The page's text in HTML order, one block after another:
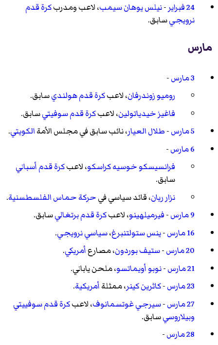
24 فبراير
-نيلس يوهان سيمب، لاعب ومدربكرة قدم
نرويجيسابق.
مارس
3 مارس
-
روميو زوندرفان، لاعبكرة قدمهولنديسابق.
فاغيز خيدياتولين، لاعبكرة قدمسوفيتيسابق.
5 مارس
-طلال العيار، نائب سابق فيمجلس الأمةالكويتي.
6 مارس
-
فرانسيسكو خوسيه كراسكو، لاعبكرة قدمأسباني
سابق.
نزار ريان، قائد سياسي فيحركة حماسالفلسطسنية.
9 مارس
-فيرميلهينو، لاعبكرة قدمبرتغاليسابق.
16 مارس
-ينس ستولتنبرغ،سياسينرويجي.
20 مارس
-ستيف بوردون، مصارعأمريكي.
21 مارس
-نوبو أويماتسو، ملحن ياباني.
23 مارس
-كاثرين كينر، ممثلةأمريكية.
27 مارس
-سيرجي غوتسمانوف، لاعبكرة قدمسوفييتي
وبيلاروسيسابق.
28 مارس
-